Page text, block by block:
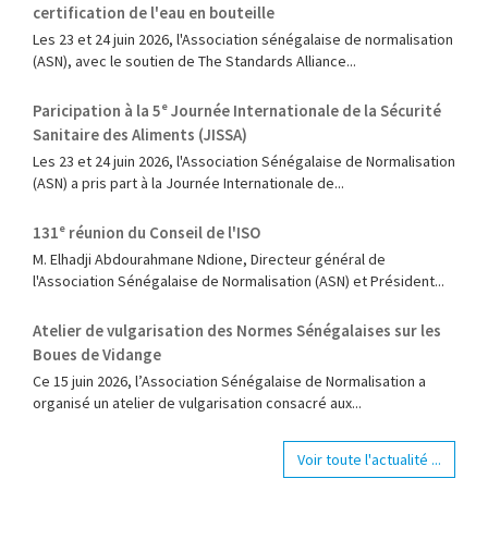
certification de l'eau en bouteille
Les 23 et 24 juin 2026, l'Association sénégalaise de normalisation
(ASN), avec le soutien de The Standards Alliance...
Paricipation à la 5ᵉ Journée Internationale de la Sécurité
Sanitaire des Aliments (JISSA)
‎Les 23 et 24 juin 2026, l'Association Sénégalaise de Normalisation
(ASN) a pris part à la Journée Internationale de...
131ᵉ réunion du Conseil de l'ISO
M. Elhadji Abdourahmane Ndione, Directeur général de
l'Association Sénégalaise de Normalisation (ASN) et Président...
Atelier de vulgarisation des Normes Sénégalaises sur les
Boues de Vidange
Ce 15 juin 2026, l’Association Sénégalaise de Normalisation a
organisé un atelier de vulgarisation consacré aux...
Voir toute l'actualité ...